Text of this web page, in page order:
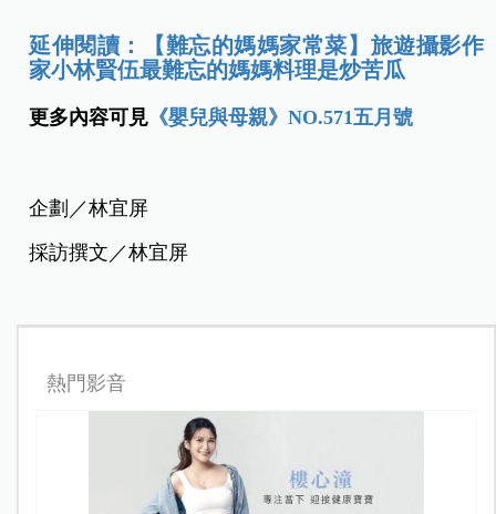
延伸閱讀：【難忘的媽媽家常菜】旅遊攝影作
家小林賢伍最難忘的媽媽料理是炒苦瓜
更多內容可見 《嬰兒與母親》NO.571五月號
企劃／林宜屏
採訪撰文／林宜屏
熱門影音